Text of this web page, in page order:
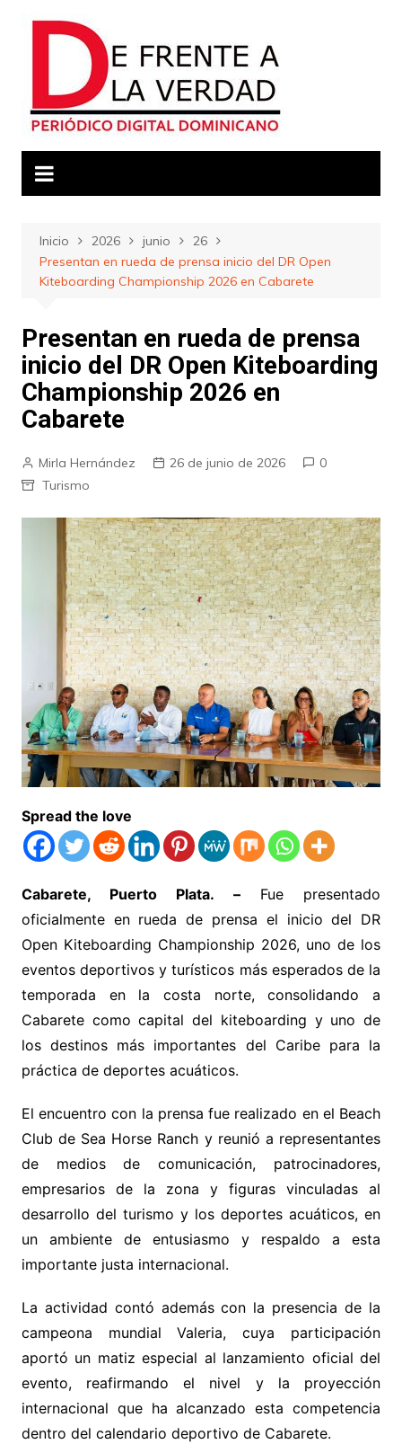
Inicio 2026 junio
26
Presentan en rueda de prensa inicio del DR Open
Kiteboarding Championship 2026 en Cabarete
Presentan en rueda de prensa
inicio del DR Open Kiteboarding
Championship 2026 en
Cabarete
Mirla Hernández 26 de junio de 2026
0
Turismo
Spread the love
Cabarete, Puerto Plata. –Fue presentado
oficialmente en rueda de prensa el inicio del DR
Open Kiteboarding Championship 2026, uno de los
eventos deportivos y turísticos más esperados de la
temporada en la costa norte, consolidando a
Cabarete como capital del kiteboarding y uno de
los destinos más importantes del Caribe para la
práctica de deportes acuáticos.
El encuentro con la prensa fue realizado en el Beach
Club de Sea Horse Ranch y reunió a representantes
de medios de comunicación, patrocinadores,
empresarios de la zona y figuras vinculadas al
desarrollo del turismo y los deportes acuáticos, en
un ambiente de entusiasmo y respaldo a esta
importante justa internacional.
La actividad contó además con la presencia de la
campeona mundial Valeria, cuya participación
aportó un matiz especial al lanzamiento oficial del
evento, reafirmando el nivel y la proyección
internacional que ha alcanzado esta competencia
dentro del calendario deportivo de Cabarete.